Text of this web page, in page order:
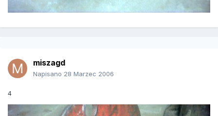
miszagd
Napisano 28 Marzec 2006
4